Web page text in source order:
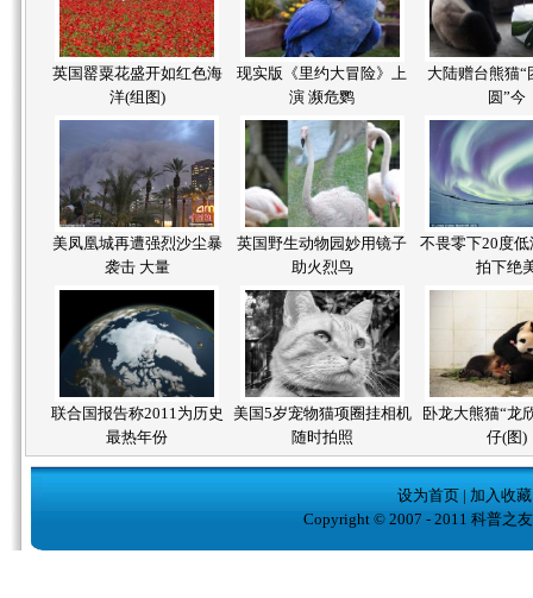
英国罂粟花盛开如红色海
洋(组图)
现实版《里约大冒险》上
演 濒危鹦
大陆赠台熊猫“
圆”今
美凤凰城再遭强烈沙尘暴
袭击 大量
英国野生动物园妙用镜子
助火烈鸟
不畏零下20度低
拍下绝
联合国报告称2011为历史
最热年份
美国5岁宠物猫项圈挂相机
随时拍照
卧龙大熊猫“龙
仔(图)
设为首页| 加入收藏
Copyright © 2007 - 2011 科普之